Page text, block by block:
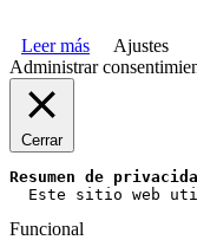
Leer más Ajustes
Administrar
Cerrar
Resumen de
Este sitio web
Funcional